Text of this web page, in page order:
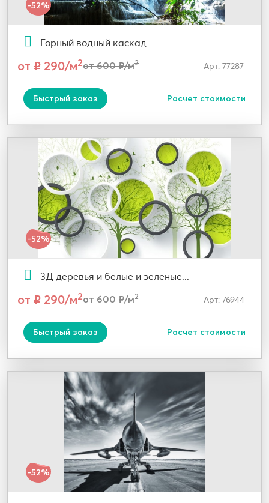
-52%
Горный водный каскад
от ₽ 290/м2от 600 ₽/м2 Арт: 77287
Быстрый заказ Расчет стоимости
-52%
3Д деревья и белые и зеленые...
от ₽ 290/м2от 600 ₽/м2 Арт: 76944
Быстрый заказ Расчет стоимости
-52%